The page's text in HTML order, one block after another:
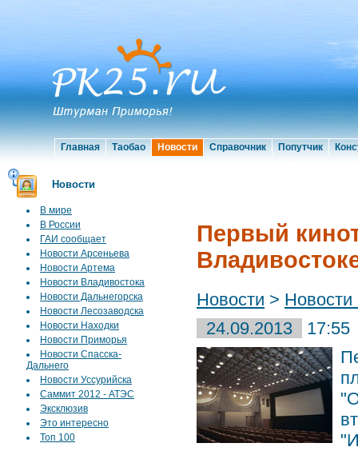
Главная Таобао Новости Справочник Попутчик
Новости
В мире
В России
ГАИ сообщает
Новости Арсеньева
Новости Артема
Новости Владивостока
Новости Дальнегорска
Новости Лесозаводска
Новости Находки
Новости Приморья
Новости Спасска-
Дальнего
Новости Уссурийска
Саммит 2012 - АТЭС
Эксклюзив
Это интересно
Топ 100
Первый
Новости > Новости
24.09.2013
17:55